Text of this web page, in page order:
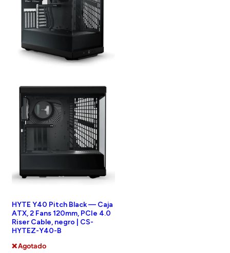
HYTE Y40 Pitch Black — Caja
ATX, 2 Fans 120mm, PCIe 4.0
Riser Cable, negro | CS-
HYTEZ-Y40-B
❌ Agotado